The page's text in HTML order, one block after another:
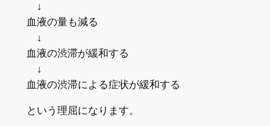
↓
血液の量も減る
↓
血液の渋滞が緩和する
↓
血液の渋滞による症状が緩和する
という理屈になります。